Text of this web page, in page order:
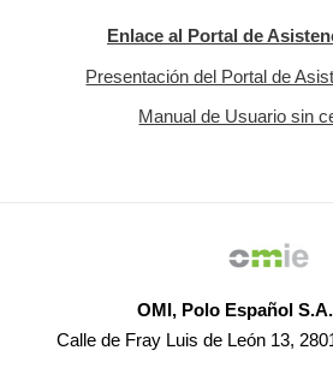
Enlace al Portal de
Presentación del Portal de
Manual de Usuario sin
OMI, Polo Español
Calle de Fray Luis de León 13,